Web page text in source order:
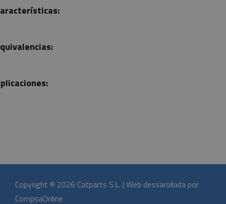
Copyright © 2026 Catparts S.L. | Web dessarollada por
CompsaOnline